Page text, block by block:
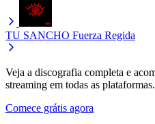
TU SANCHO Fuerza Regida
Veja a discografia completa e
streaming em todas as plataformas.
Comece grátis agora